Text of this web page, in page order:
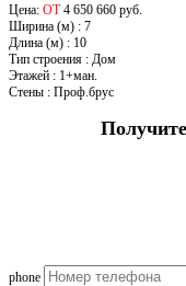
Цена: ОТ 4 650 660 руб.
Ширина (м) : 7
Длина (м) : 10
Тип строения : Дом
Этажей : 1+ман.
Стены : Проф.брус
phone